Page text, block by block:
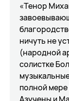
«Тенор
ничуть не
(народной
солистке
полной